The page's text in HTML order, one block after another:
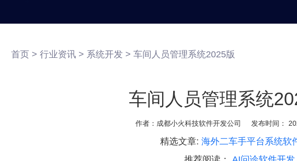
首页 > 行业资讯 > 系统开发 > 车间人员管理系统2025版
车间人员管理系统
作者： 成都小火科技软件开发公司 发布时间：
精选文章: 海外二车手平台系统软